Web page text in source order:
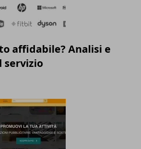
affidabile? Analisi e
servizio